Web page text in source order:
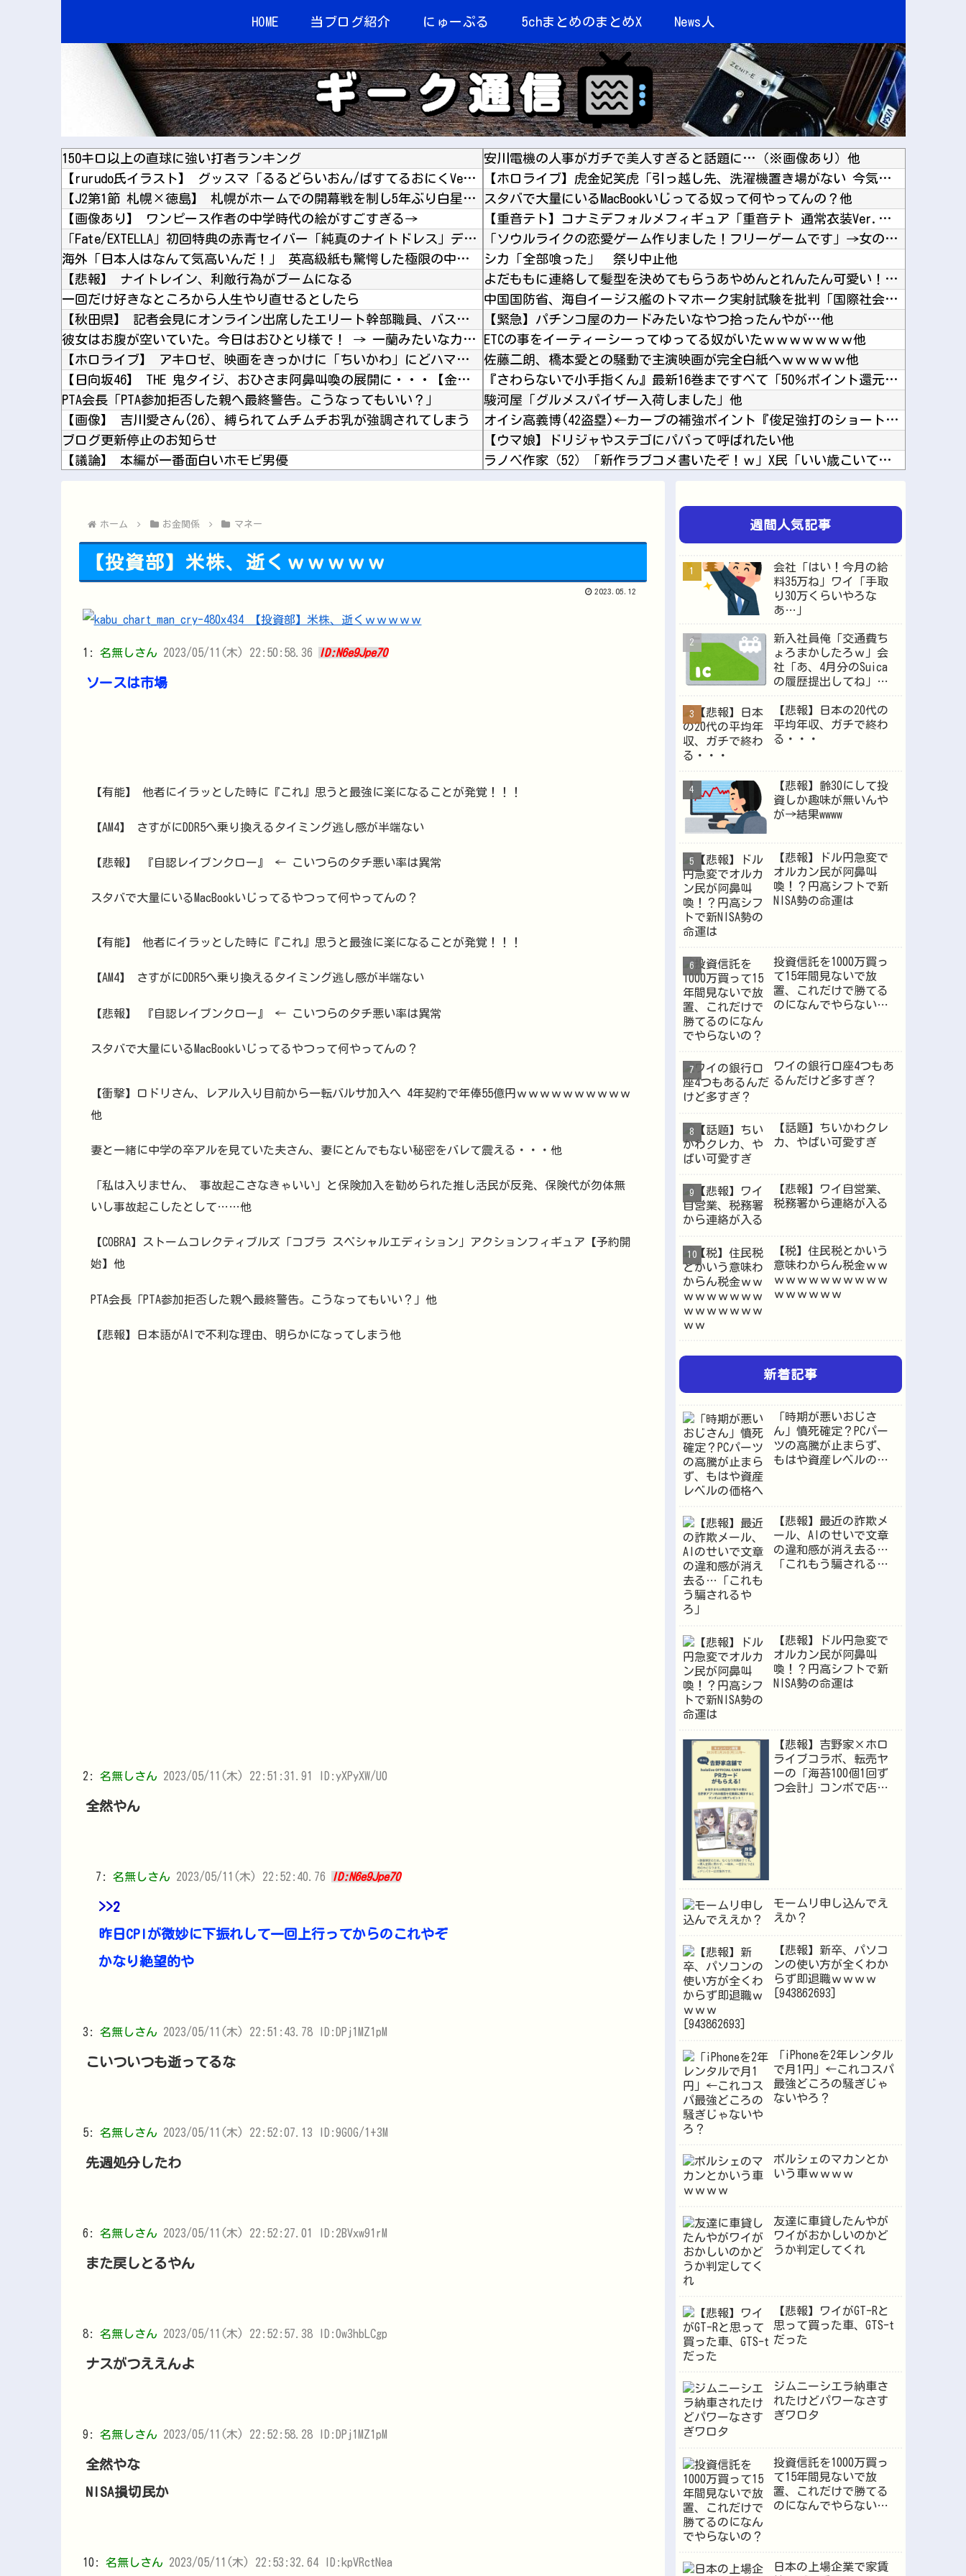
HOME 当ブログ紹介 にゅーぷる 5chまとめのまとめX News人
150キロ以上の直球に強い打者ランキング
【rurudo氏イラスト】 グッスマ「るるどらいおん/ぱすてるおにくVer.」美少女フィギ...
【J2第1節 札幌×徳島】 札幌がホームでの開幕戦を制し5年ぶり白星発進！新加入のペイショ...
【画像あり】 ワンピース作者の中学時代の絵がすごすぎる→
「Fate/EXTELLA」初回特典の赤青セイバー「純真のナイトドレス」デザイン＆スクショ...
海外「日本人はなんて気高いんだ！」 英高級紙も驚愕した極限の中の日本人の姿に世界が衝撃
【悲報】 ナイトレイン、利敵行為がブームになる
一回だけ好きなところから人生やり直せるとしたら
【秋田県】 記者会見にオンライン出席したエリート幹部職員、バスローブ姿でタバコを吸いながら...
彼女はお腹が空いていた。今日はおひとり様で！ → 一蘭みたいなカウンターはこちらです…
【ホロライブ】 アキロゼ、映画をきっかけに「ちいかわ」にどハマり「今では毎晩1時間くらい見...
【日向坂46】 THE 鬼タイジ、おひさま阿鼻叫喚の展開に・・・【金村美玖・髙橋未来虹】
PTA会長「PTA参加拒否した親へ最終警告。こうなってもいい？」
【画像】 吉川愛さん(26)、縛られてムチムチお乳が強調されてしまう
ブログ更新停止のお知らせ
【議論】 本編が一番面白いホモビ男優
安川電機の人事がガチで美人すぎると話題に…（※画像あり）他
【ホロライブ】虎金妃笑虎「引っ越し先、洗濯機置き場がない 今気づいた」他
スタバで大量にいるMacBookいじってる奴って何やってんの？他
【重音テト】コナミデフォルメフィギュア「重音テト 通常衣装Ver.」「重音テト SV衣装V...
「ソウルライクの恋愛ゲーム作りました！フリーゲームです」→女の子と会話して「弱攻撃」「強攻...
シカ「全部喰った」 祭り中止他
よだももに連絡して髪型を決めてもらうあやめんとれんたん可愛い！！！【乃木坂46】他
中国国防省、海自イージス艦のトマホーク実射試験を批判「国際社会は新型軍国主義を団結して阻止...
【緊急】パチンコ屋のカードみたいなやつ拾ったんやが…他
ETCの事をイーティーシーってゆってる奴がいたｗｗｗｗｗｗｗ他
佐藤二朗、橋本愛との騒動で主演映画が完全白紙へｗｗｗｗｗ他
『さわらないで小手指くん』最新16巻まですべて「50％ポイント還元」セール！5,280円分...
駿河屋「グルメスパイザー入荷しました」他
オイシ高義博(42盗塁)←カープの補強ポイント『俊足強打のショート＆広島出身』他
【ウマ娘】ドリジャやステゴにパパって呼ばれたい他
ラノベ作家（52）「新作ラブコメ書いたぞ！ｗ」X民「いい歳こいてラブコメ（笑）恥ずかしくな...
【画像】良いお○ぱい画像だけを貼ります それ以外は貼りません他
パヨ「れいわ信者、れいわ知能といった表現は完全に差別表現。メディアは放送禁止用語に指定する...
おまえらAmazonのレビューって書いてる？他
【にじ甲2026】Winners2回戦第2試合：ロイヤルナイツ - 新台附属！ロイヤルナイ...
ホーム お金関係 マネー
【投資部】米株、逝くｗｗｗｗｗ
2023.05.12
1: 名無しさん 2023/05/11(木) 22:50:58.36 ID:N6e9Jpe70
ソースは市場
【有能】 他者にイラッとした時に『これ』思うと最強に楽になることが発覚！！！
【AM4】 さすがにDDR5へ乗り換えるタイミング逃し感が半端ない
【悲報】 『自認レイブンクロー』 ← こいつらのタチ悪い率は異常
スタバで大量にいるMacBookいじってるやつって何やってんの？
【有能】 他者にイラッとした時に『これ』思うと最強に楽になることが発覚！！！
【AM4】 さすがにDDR5へ乗り換えるタイミング逃し感が半端ない
【悲報】 『自認レイブンクロー』 ← こいつらのタチ悪い率は異常
スタバで大量にいるMacBookいじってるやつって何やってんの？
【衝撃】ロドリさん、レアル入り目前から一転バルサ加入へ 4年契約で年俸55億円ｗｗｗｗｗｗｗｗｗｗ
他
妻と一緒に中学の卒アルを見ていた夫さん、妻にとんでもない秘密をバレて震える・・・他
「私は入りません、 事故起こさなきゃいい」と保険加入を勧められた推し活民が反発、保険代が勿体無
いし事故起こしたとして……他
【COBRA】ストームコレクティブルズ「コブラ スペシャルエディション」アクションフィギュア【予約開
始】他
PTA会長「PTA参加拒否した親へ最終警告。こうなってもいい？」他
【悲報】日本語がAIで不利な理由、明らかになってしまう他
2: 名無しさん 2023/05/11(木) 22:51:31.91 ID:yXPyXW/U0
全然やん
7: 名無しさん 2023/05/11(木) 22:52:40.76 ID:N6e9Jpe70
>>2
昨日CPIが微妙に下振れして一回上行ってからのこれやぞ
かなり絶望的や
3: 名無しさん 2023/05/11(木) 22:51:43.78 ID:DPj1MZ1pM
こいついつも逝ってるな
5: 名無しさん 2023/05/11(木) 22:52:07.13 ID:9GOG/1+3M
先週処分したわ
6: 名無しさん 2023/05/11(木) 22:52:27.01 ID:2BVxw91rM
また戻しとるやん
8: 名無しさん 2023/05/11(木) 22:52:57.38 ID:0w3hbLCgp
ナスがつええんよ
9: 名無しさん 2023/05/11(木) 22:52:58.28 ID:DPj1MZ1pM
全然やな
NISA損切民か
10: 名無しさん 2023/05/11(木) 22:53:32.64 ID:kpVRctNea
週間人気記事
会社「はい！今月の給
料35万ね」ワイ「手取
り30万くらいやろな
あ…」
新入社員俺「交通費ち
ょろまかしたろｗ」会
社「あ、4月分のSuica
の履歴提出してね」新
【悲報】日本の20代の
平均年収、ガチで終わ
る・・・
【悲報】齢30にして投
資しか趣味が無いんや
が→結果wwww
【悲報】ドル円急変で
オルカン民が阿鼻叫
喚！？円高シフトで新
NISA勢の命運は
投資信託を1000万買っ
て15年間見ないで放
置、これだけで勝てる
のになんでやらない
ワイの銀行口座4つもあ
るんだけど多すぎ？
【話題】ちいかわクレ
カ、やばい可愛すぎ
【悲報】ワイ自営業、
税務署から連絡が入る
【税】住民税とかいう
意味わからん税金ｗｗ
ｗｗｗｗｗｗｗｗｗｗ
ｗｗｗｗｗｗ
新着記事
「時期が悪いおじさ
ん」憤死確定？PCパー
ツの高騰が止まらず、
もはや資産レベルの価
【悲報】最近の詐欺メ
ール、AIのせいで文章
の違和感が消え去る…
「これもう騙されるや
【悲報】ドル円急変で
オルカン民が阿鼻叫
喚！？円高シフトで新
NISA勢の命運は
【悲報】吉野家×ホロ
ライブコラボ、転売ヤ
ーの「海苔100個1回ず
つ会計」コンボで店員
モームリ申し込んでえ
えか？
【悲報】新卒、パソコ
ンの使い方が全くわか
らず即退職ｗｗｗｗ
[943862693]
「iPhoneを2年レンタル
で月1円」←これコスパ
最強どころの騒ぎじゃ
ないやろ？
ポルシェのマカンとか
いう車ｗｗｗｗ
友達に車貸したんやが
ワイがおかしいのかど
うか判定してくれ
【悲報】ワイがGT-Rと
思って買った車、GTS-t
だった
ジムニーシエラ納車さ
れたけどパワーなさす
ぎワロタ
投資信託を1000万買っ
て15年間見ないで放
置、これだけで勝てる
のになんでやらない
日本の上場企業で家賃